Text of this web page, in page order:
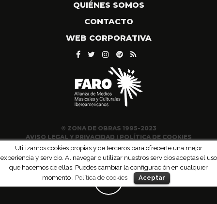
QUIÉNES SOMOS
CONTACTO
WEB CORPORATIVA
© ZONA DE OBRAS 1995-2023
AVISO LEGAL Y PRIVACIDAD|POLÍTICA DE COOKIES
Utilizamos cookies propias y de terceros para ofrecerte una mejor
experiencia y servicio. Al navegar o utilizar nuestros servicios aceptas el uso
que hacemos de ellas. Puedes cambiar la configuración en cualquier
momento . Política de cookies Aceptar